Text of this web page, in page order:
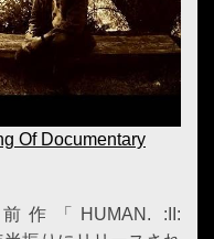
Of Documentary
作「HUMAN. :II: